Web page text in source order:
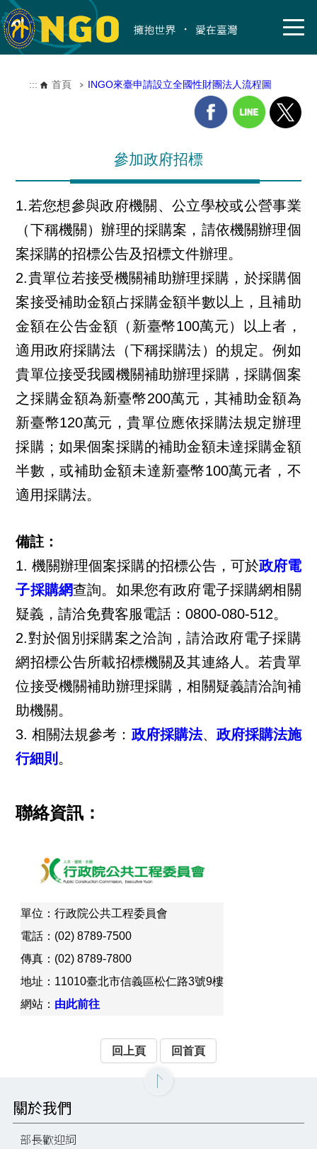
::: 首頁 INGO來臺申請設立全國性財團法人流程圖
參加政府招標
1.若您想參與政府機關、公立學校或公營事業
（下稱機關）辦理的採購案，請依機關辦理個
案採購的招標公告及招標文件辦理。
2.貴單位若接受機關補助辦理採購，於採購個
案接受補助金額占採購金額半數以上，且補助
金額在公告金額（新臺幣100萬元）以上者，
適用政府採購法（下稱採購法）的規定。例如
貴單位接受我國機關補助辦理採購，採購個案
之採購金額為新臺幣200萬元，其補助金額為
新臺幣120萬元，貴單位應依採購法規定辦理
採購；如果個案採購的補助金額未達採購金額
半數，或補助金額未達新臺幣100萬元者，不
適用採購法。
備註：
1. 機關辦理個案採購的招標公告，可於政府電
子採購網查詢。如果您有政府電子採購網相關
疑義，請洽免費客服電話：0800-080-512。
2.對於個別採購案之洽詢，請洽政府電子採購
網招標公告所載招標機關及其連絡人。若貴單
位接受機關補助辦理採購，相關疑義請洽詢補
助機關。
3. 相關法規參考： 政府採購法、 政府採購法施
行細則 。
聯絡資訊：
單位：行政院公共工程委員會
電話：(02) 8789-7500
傳真：(02) 8789-7800
地址：11010臺北市信義區松仁路3號9樓
網站： 由此前往
回上頁 回首頁
關於我們
部長歡迎詞